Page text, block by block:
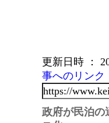
更新日時 ：
事へのリンク
政府が民泊の